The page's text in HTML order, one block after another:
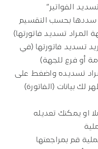
الفواتير”
سددها بحسب التقسيم
المراد تسديد فاتورتها)
تسديد فاتورتها (في
أو فرع للجهة)
تسديده واضغط على
لك بيانات (الفاتورة)
او يمكنك تعديله
قم بمراجعتها